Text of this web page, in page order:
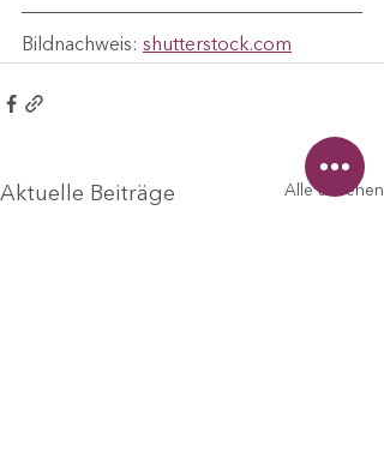
Bildnachweis: shutterstock.com
Aktuelle Beiträge Alle ansehen